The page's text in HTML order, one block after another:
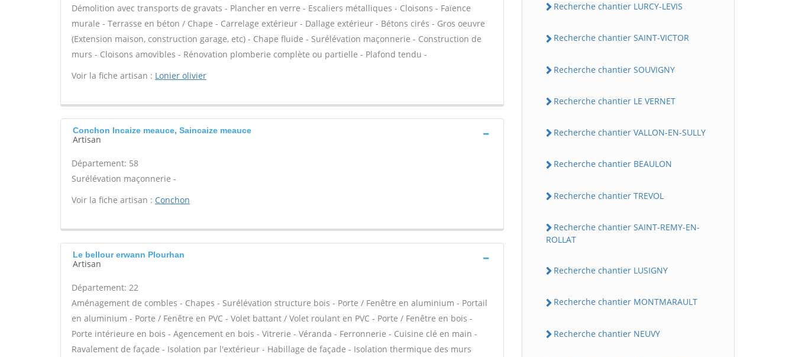
Démolition avec transports de gravats - Plancher en verre - Escaliers métalliques - Cloisons - Faïence
murale - Terrasse en béton / Chape - Carrelage extérieur - Dallage extérieur - Bétons cirés - Gros oeuvre
(Extension maison, construction garage, etc) - Chape fluide - Surélévation maçonnerie - Construction de
murs - Cloisons amovibles - Rénovation plomberie complète ou partielle - Plafond tendu -
Voir la fiche artisan : Lonier olivier
Conchon Incaize meauce, Saincaize meauce
Artisan
Département: 58
Surélévation maçonnerie -
Voir la fiche artisan : Conchon
Le bellour erwann Plourhan
Artisan
Département: 22
Aménagement de combles - Chapes - Surélévation structure bois - Porte / Fenêtre en aluminium - Portail
en aluminium - Porte / Fenêtre en PVC - Volet battant / Volet roulant en PVC - Porte / Fenêtre en bois -
Porte intérieure en bois - Agencement en bois - Vitrerie - Véranda - Ferronnerie - Cuisine clé en main -
Ravalement de façade - Isolation par l'extérieur - Habillage de façade - Isolation thermique des murs
Recherche chantier LURCY-LEVIS
Recherche chantier SAINT-VICTOR
Recherche chantier SOUVIGNY
Recherche chantier LE VERNET
Recherche chantier VALLON-EN-SULLY
Recherche chantier BEAULON
Recherche chantier TREVOL
Recherche chantier SAINT-REMY-EN-
ROLLAT
Recherche chantier LUSIGNY
Recherche chantier MONTMARAULT
Recherche chantier NEUVY